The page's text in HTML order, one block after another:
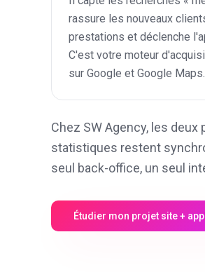
rassure les nouveaux
prestations et déclenche
C'est votre moteur
sur Google et Google Maps.
Chez SW Agency, les
statistiques restent
seul back-office, un seul
Étudier mon projet site +